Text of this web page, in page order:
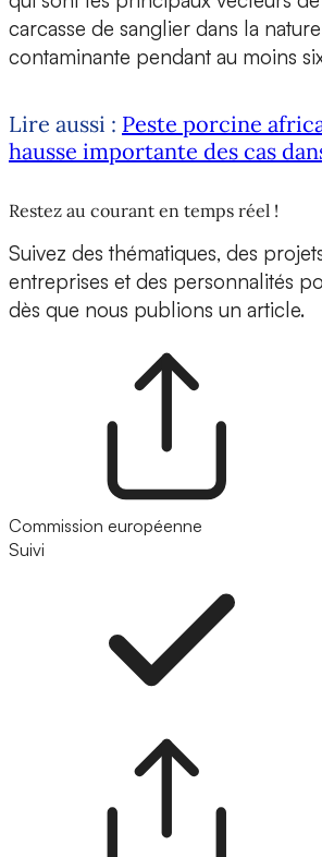
carcasse de sanglier dans la
contaminante pendant au moins
Lire aussi : Peste porcine
hausse importante des cas
Restez au courant en temps réel !
Suivez des thématiques, des
entreprises et des personnalités
dès que nous publions un article.
Commission européenne
Suivi